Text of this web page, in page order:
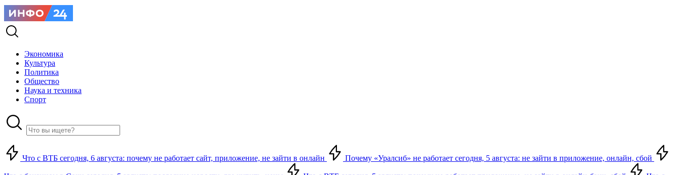
Экономика
Культура
Политика
Общество
Наука и техника
Спорт
Что с ВТБ сегодня, 6 августа: почему не работает сайт, приложение, не зайти в онлайн Почему «Уралсиб» не работает сегодня, 5 августа: не зайти в приложение, онлайн, сбой